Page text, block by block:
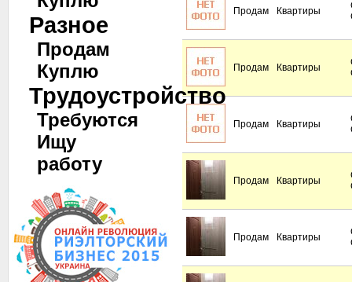
Разное
Продам
Куплю
Трудоустройство
Требуются
Ищу
работу
Продам Квартиры
Продам Квартиры
Продам Квартиры
Продам Квартиры
Продам Квартиры